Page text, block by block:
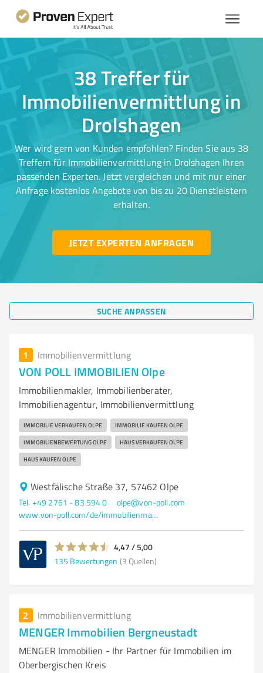
38 Treffer für
Immobilienvermittlung in
Drolshagen
Wer wird gern von Kunden empfohlen? Finden Sie aus 38
Treffern für Immobilienvermittlung in Drolshagen Ihren
passenden Experten. Jetzt vergleichen und mit nur einer
Anfrage kostenlos Angebote von bis zu 20 Dienstleistern
erhalten.
JETZT EXPERTEN ANFRAGEN
SUCHE ANPASSEN
1 Immobilienvermittlung
VON POLL IMMOBILIEN Olpe
Immobilienmakler, Immobilienberater,
Immobilienagentur, Immobilienvermittlung
IMMOBILIE VERKAUFEN OLPE IMMOBILIE KAUFEN OLPE
IMMOBILIENBEWERTUNG OLPE HAUS VERKAUFEN OLPE
HAUS KAUFEN OLPE
Westfälische Straße 37, 57462 Olpe
Tel. +49 2761 - 83 594 0
olpe@von-poll.com
www.von-poll.com/de/immobilienmakler/olpe
4,47 / 5,00
135 Bewertungen (3 Quellen)
2 Immobilienvermittlung
MENGER Immobilien Bergneustadt
MENGER Immobilien - Ihr Partner für Immobilien im
Oberbergischen Kreis